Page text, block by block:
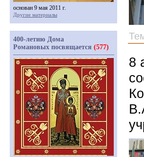
8
основан 9 мая 2011 г.
Другие материалы
400-летию Дома
Романовых посвящается (577)